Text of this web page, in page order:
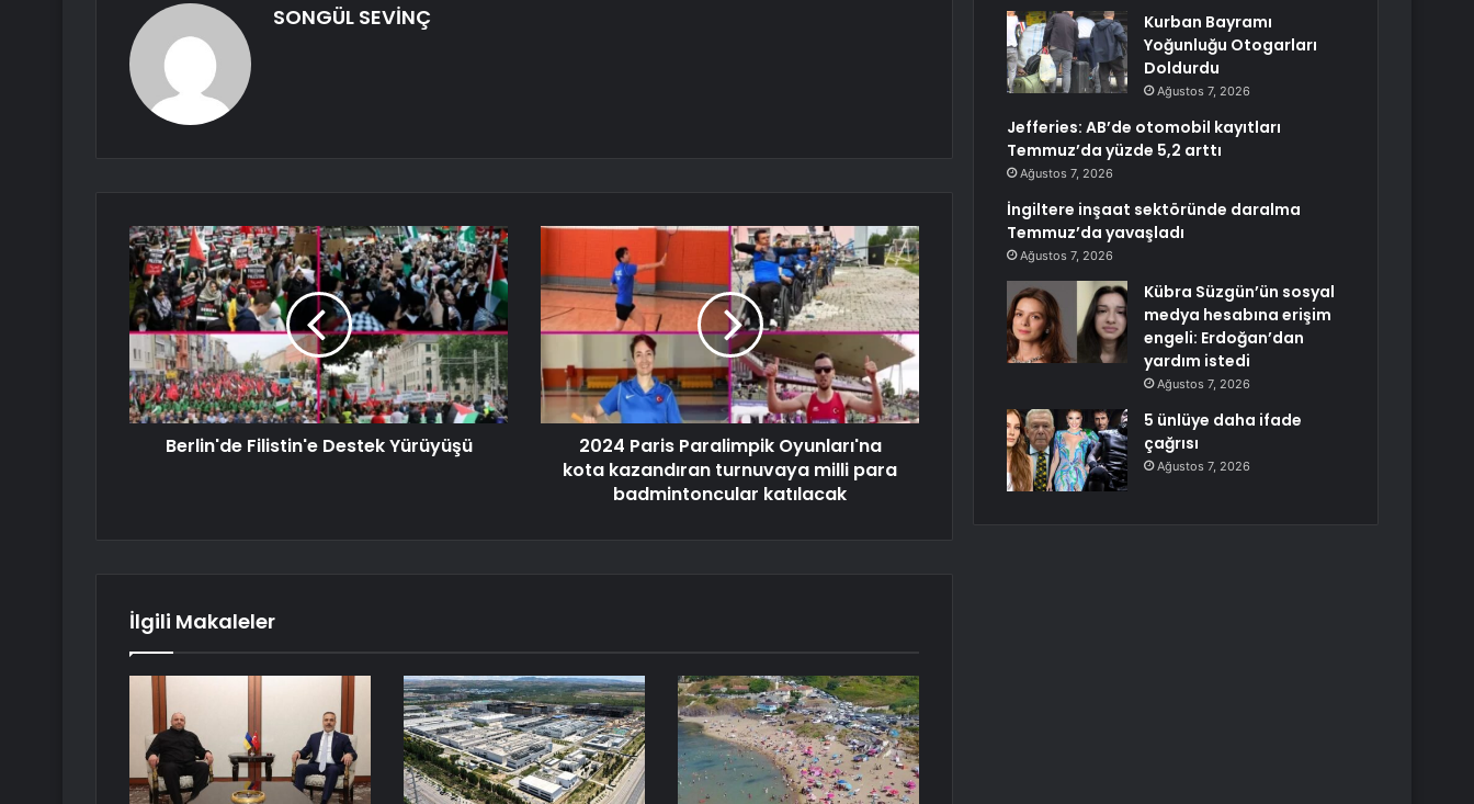
SONGÜL SEVİNÇ
Berlin'de Filistin'e Destek Yürüyüşü
2024 Paris Paralimpik Oyunları'na
kota kazandıran turnuvaya milli para
badmintoncular katılacak
İlgili Makaleler
Kurban Bayramı
Yoğunluğu Otogarları
Doldurdu
Ağustos 7, 2026
Jefferies: AB’de otomobil kayıtları
Temmuz’da yüzde 5,2 arttı
Ağustos 7, 2026
İngiltere inşaat sektöründe daralma
Temmuz’da yavaşladı
Ağustos 7, 2026
Kübra Süzgün’ün sosyal
medya hesabına erişim
engeli: Erdoğan’dan
yardım istedi
Ağustos 7, 2026
5 ünlüye daha ifade
çağrısı
Ağustos 7, 2026